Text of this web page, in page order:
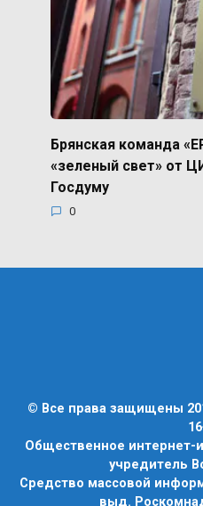
Брянская команда
«зеленый свет» от
Госдуму
0
© Все права защищены
Общественное интернет-
учредитель
Средство массовой
выд.